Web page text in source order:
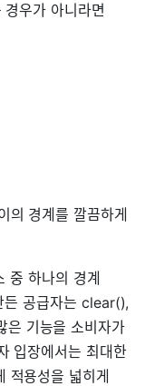
우가 아니라면
의 경계를 깔끔하게
중 하나의 경계
든 공급자는 clear(),
기능을 소비자가
입장에서는 최대한
적용성을 넓히게